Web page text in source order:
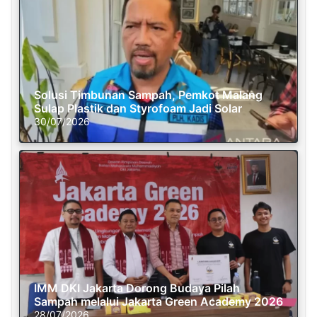
Solusi Timbunan Sampah, Pemkot Malang
Sulap Plastik dan Styrofoam Jadi Solar
30/07/2026
IMM DKI Jakarta Dorong Budaya Pilah
Sampah melalui Jakarta Green Academy 2026